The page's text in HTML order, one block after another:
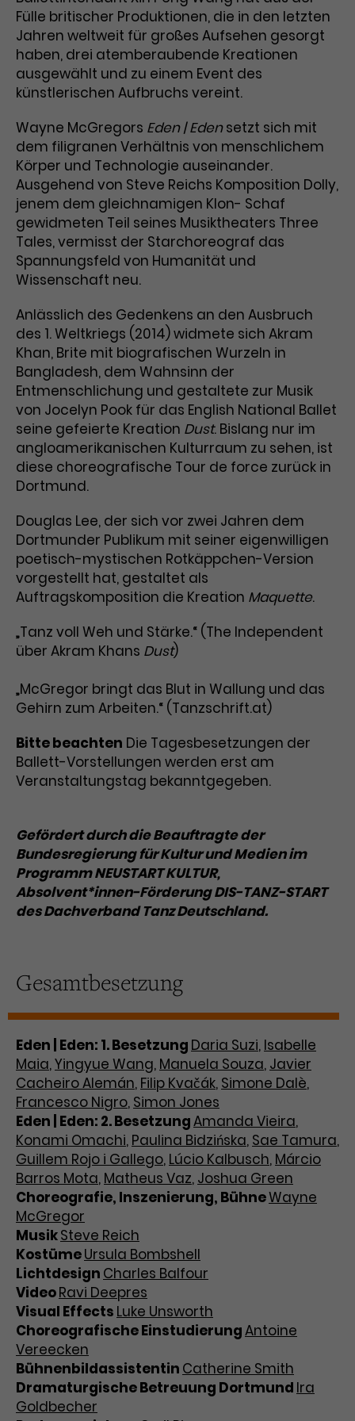
Anbieter Google Analytics
Laufzeit 1 Minute
Zweck
Das ist ein von Google Analytics
Daten werden nur maximal einmal
pro Minute an Google Analytics
gesendet. Solange es gesetzt ist,
werden bestimmte
Datenübertragungen
unterbunden.
Laufzeit 3 Monate
Zweck
Dieses Cookie wird verwendet, um
Nutzerinteraktionen mit
Werbeanzeigen zu messen und
bereitzustellen.
Name IDE
Anbieter Google / DoubleClick
Laufzeit 1 Jahr
Zweck
personalisierter Werbung und
misst die Wirksamkeit von
Werbekampagnen über
verschiedene Websites hinweg.
Fülle britischer Produktionen, die in den letzten
Jahren weltweit für großes Aufsehen gesorgt
haben, drei atemberaubende Kreationen
ausgewählt und zu einem Event des
künstlerischen Aufbruchs vereint.
Wayne McGregors Eden | Edensetzt sich mit
dem filigranen Verhältnis von menschlichem
Körper und Technologie auseinander.
Ausgehend von Steve Reichs Komposition Dolly,
jenem dem gleichnamigen Klon- Schaf
gewidmeten Teil seines Musiktheaters Three
Tales, vermisst der Starchoreograf das
Spannungsfeld von Humanität und
Wissenschaft neu.
Anlässlich des Gedenkens an den Ausbruch
des 1. Weltkriegs (2014) widmete sich Akram
Khan, Brite mit biografischen Wurzeln in
Bangladesh, dem Wahnsinn der
Entmenschlichung und gestaltete zur Musik
von Jocelyn Pook für das English National Ballet
seine gefeierte Kreation Dust. Bislang nur im
angloamerikanischen Kulturraum zu sehen, ist
diese choreografische Tour de force zurück in
Dortmund.
Douglas Lee, der sich vor zwei Jahren dem
Dortmunder Publikum mit seiner eigenwilligen
poetisch-mystischen Rotkäppchen-Version
vorgestellt hat, gestaltet als
Auftragskomposition die Kreation Maquette.
„Tanz voll Weh und Stärke.“ (The Independent
über Akram Khans Dust)
„McGregor bringt das Blut in Wallung und das
Gehirn zum Arbeiten.“ (Tanzschrift.at)
Bitte beachten Die Tagesbesetzungen der
Ballett-Vorstellungen werden erst am
Veranstaltungstag bekanntgegeben.
Gefördert durch die Beauftragte der
Bundesregierung für Kultur und Medien im
Programm NEUSTART KULTUR,
Absolvent*innen-Förderung DIS-TANZ-START
des Dachverband Tanz Deutschland.
Gesamtbesetzung
Eden | Eden: 1. Besetzung Daria Suzi, Isabelle
Maia,Yingyue Wang, Manuela Souza, Javier
Cacheiro Alemán, Filip Kvačák, Simone Dalè,
Francesco Nigro, Simon Jones
Eden | Eden: 2. BesetzungAmanda Vieira,
Konami Omachi, Paulina Bidzińska, Sae Tamura,
Guillem Rojo i Gallego, Lúcio Kalbusch, Márcio
Barros Mota, Matheus Vaz, Joshua Green
Choreografie, Inszenierung, BühneWayne
McGregor
MusikSteve Reich
KostümeUrsula Bombshell
Lichtdesign Charles Balfour
VideoRavi Deepres
Visual Effects Luke Unsworth
Choreografische EinstudierungAntoine
Vereecken
Bühnenbildassistentin Catherine Smith
Dramaturgische Betreuung Dortmund Ira
Goldbecher